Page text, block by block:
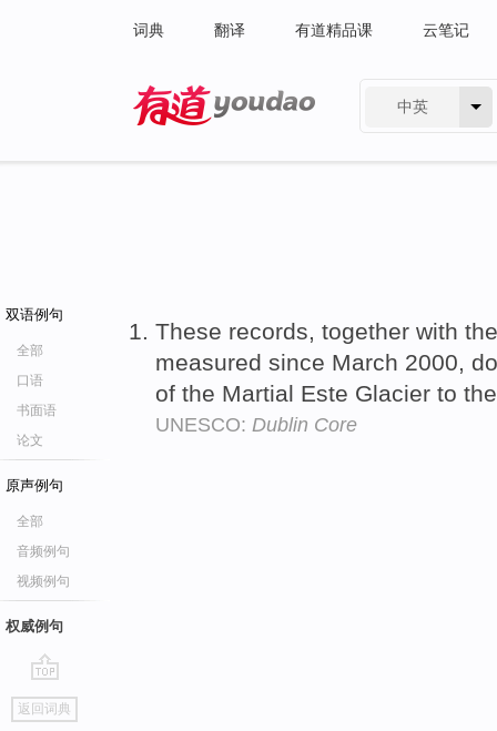
词典 翻译 有道精品课 云笔记
中英
双语例句
全部
口语
书面语
论文
原声例句
全部
音频例句
视频例句
权威例句
go
top
返回词典
These records, together with
measured since March 2000,
of the Martial Este Glacier to
UNESCO: Dublin Core